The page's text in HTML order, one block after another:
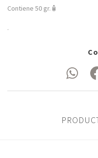
Contiene 50 gr.🧴
.